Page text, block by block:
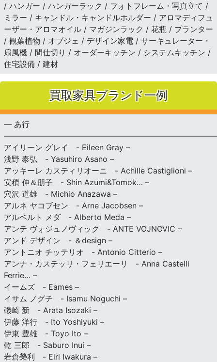
/ ハンガー / ハンガーラック / フォトフレーム・写真立て /
ミラー / キャンドル・キャンドルホルダー / アロマディフュ
ーザー・アロマオイル / マガジンラック / 花瓶 / プランター
/ 観葉植物 / オブジェ / デザイン家電 / サーキュレーター・
扇風機 / 間仕切り / オーダーキッチン / システムキッチン /
住宅設備 / 建材
買取家具ブランド一例
— あ行
アイリーン グレイ - Eileen Gray –
浅野 泰弘 - Yasuhiro Asano –
アッキーレ カスティリオーニ - Achille Castiglioni –
安積 伸＆朋子 - Shin Azumi&Tomok… –
穴沢 道雄 - Michio Anazawa –
アルネ ヤコブセン - Arne Jacobsen –
アルベルト メダ - Alberto Meda –
アンテ ヴォジュノヴィック - ANTE VOJNOVIC –
アンド デザイン - ＆design –
アントニオ チッテリオ - Antonio Citterio –
アンナ・カステッリ・フェリエーリ - Anna Castelli
Ferrie… –
イームズ - Eames –
イサム ノグチ - Isamu Noguchi –
磯崎 新 - Arata Isozaki –
伊藤 洋行 - Ito Yoshiyuki –
伊東 豊雄 - Toyo Ito –
乾 三郎 - Saburo Inui –
岩倉榮利 - Eiri Iwakura –